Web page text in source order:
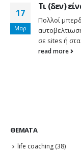
17
Μαρ
Τι (δεν)
Πολλοί
σε sites ή
read more
ΘΈΜΑΤΑ
life coaching (38)